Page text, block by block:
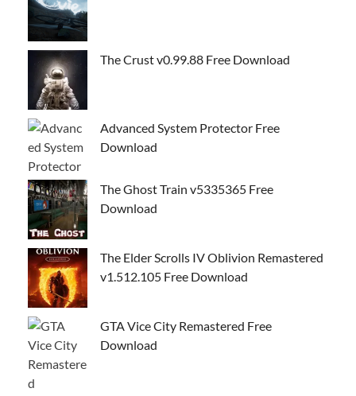
The Crust v0.99.88 Free Download
Advanced System Protector Free
Download
The Ghost Train v5335365 Free
Download
The Elder Scrolls IV Oblivion Remastered
v1.512.105 Free Download
GTA Vice City Remastered Free
Download